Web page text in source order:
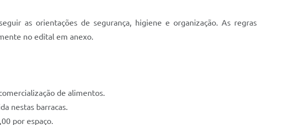
as orientações de segurança, higiene e organização. As regras
no edital em anexo.
de alimentos.
nestas barracas.
por espaço.